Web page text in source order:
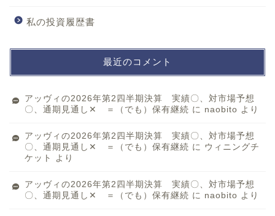
私の投資履歴書
最近のコメント
アッヴィの2026年第2四半期決算 実績〇、対市場予想
〇、通期見通し✕ ＝（でも）保有継続 に naobito より
アッヴィの2026年第2四半期決算 実績〇、対市場予想
〇、通期見通し✕ ＝（でも）保有継続 に ウィニングチ
ケット
より
アッヴィの2026年第2四半期決算 実績〇、対市場予想
〇、通期見通し✕ ＝（でも）保有継続 に naobito より